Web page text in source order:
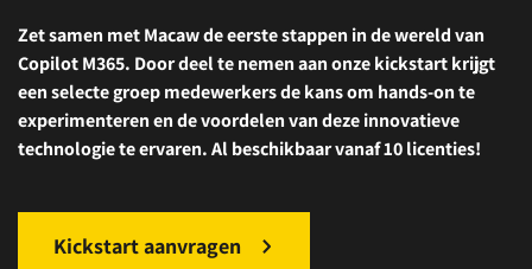
Zet samen met Macaw de eerste stappen in de wereld van
Copilot M365. Door deel te nemen aan onze kickstart krijgt
een selecte groep medewerkers de kans om hands-on te
experimenteren en de voordelen van deze innovatieve
technologie te ervaren. Al beschikbaar vanaf 10 licenties!
Kickstart aanvragen